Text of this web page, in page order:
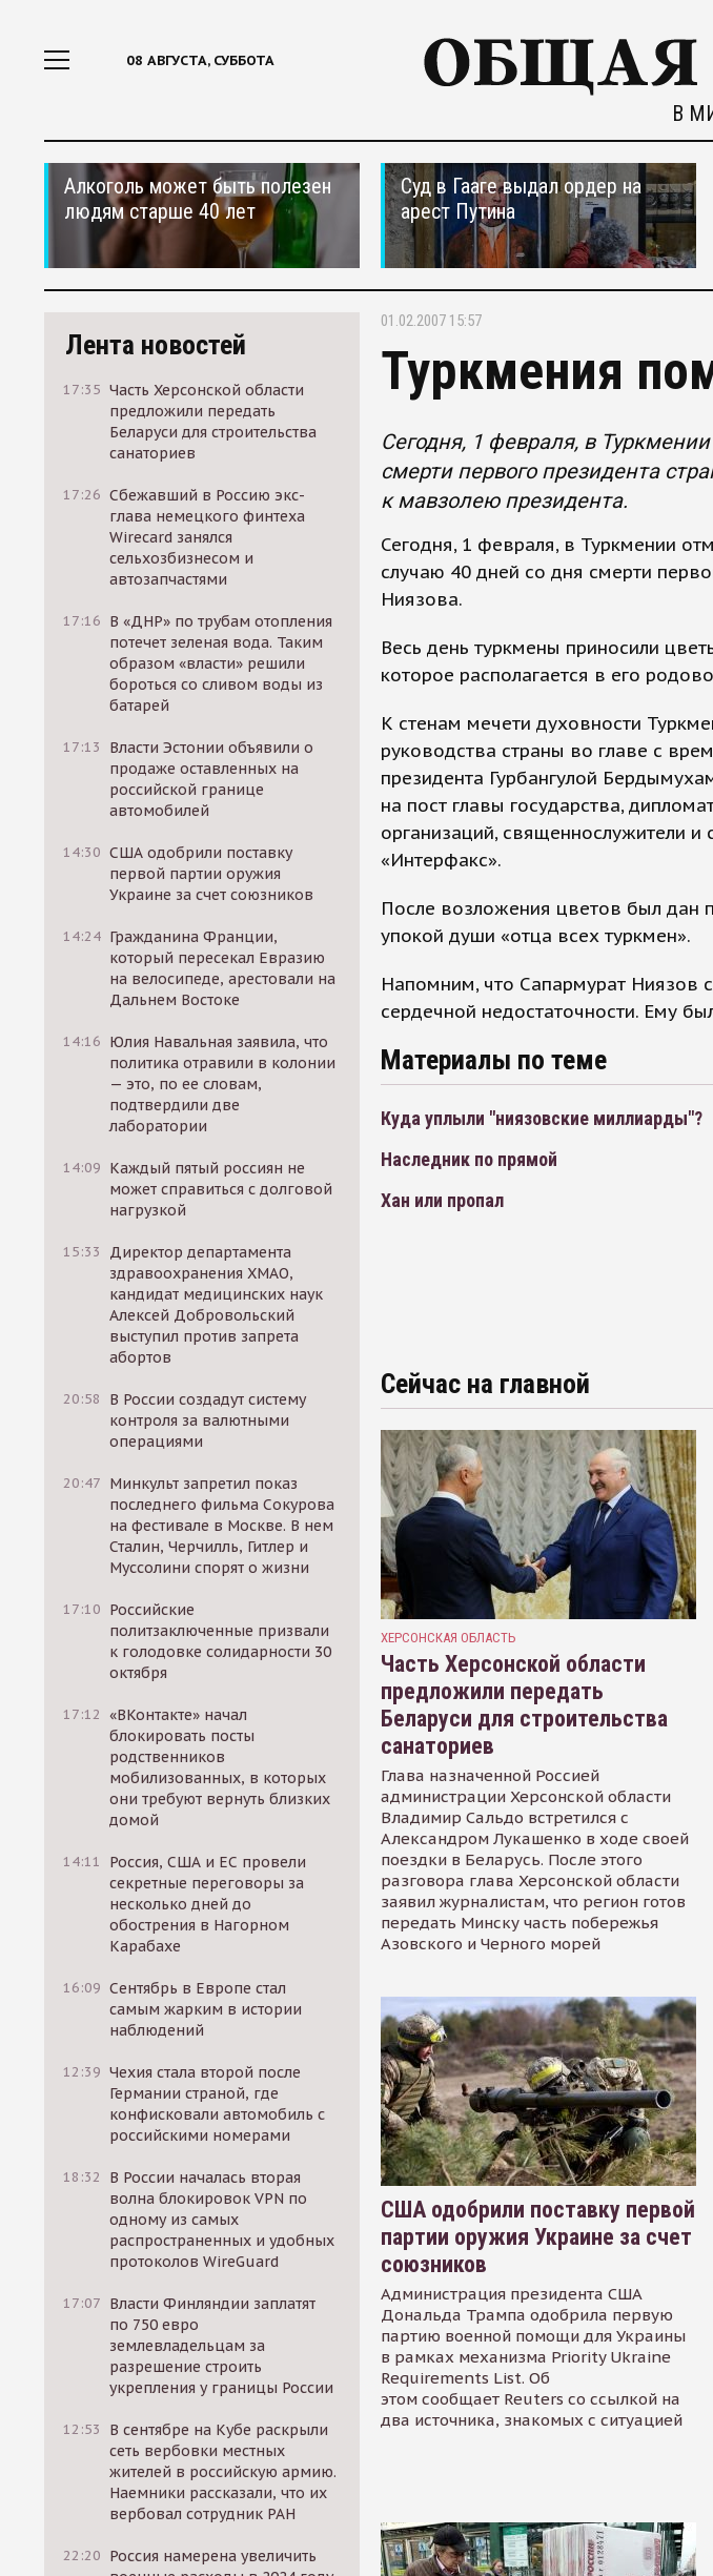
08 АВГУСТА, СУББОТА
В
Алкоголь может быть полезен
людям старше 40 лет
Суд в Гааге выдал ордер на
арест Путина
Лента новостей
17:35 Часть Херсонской области
предложили передать
Беларуси для строительства
санаториев
17:26 Сбежавший в Россию экс-
глава немецкого финтеха
Wirecard занялся
сельхозбизнесом и
автозапчастями
17:16 В «ДНР» по трубам отопления
потечет зеленая вода. Таким
образом «власти» решили
бороться со сливом воды из
батарей
17:13
Власти Эстонии объявили о
продаже оставленных на
российской границе
автомобилей
14:30 США одобрили поставку
первой партии оружия
Украине за счет союзников
14:24 Гражданина Франции,
который пересекал Евразию
на велосипеде, арестовали на
Дальнем Востоке
14:16 Юлия Навальная заявила, что
политика отравили в колонии
— это, по ее словам,
подтвердили две
лаборатории
14:09 Каждый пятый россиян не
может справиться с долговой
нагрузкой
15:33
Директор департамента
здравоохранения ХМАО,
кандидат медицинских наук
Алексей Добровольский
выступил против запрета
абортов
20:58
В России создадут систему
контроля за валютными
операциями
20:47 Минкульт запретил показ
последнего фильма Сокурова
на фестивале в Москве. В нем
Сталин, Черчилль, Гитлер и
Муссолини спорят о жизни
17:10 Российские
политзаключенные призвали
к голодовке солидарности 30
октября
17:12 «ВКонтакте» начал
блокировать посты
родственников
мобилизованных, в которых
они требуют вернуть близких
домой
14:11
Россия, США и ЕС провели
секретные переговоры за
несколько дней до
обострения в Нагорном
Карабахе
16:09 Сентябрь в Европе стал
самым жарким в истории
наблюдений
12:39 Чехия стала второй после
Германии страной, где
конфисковали автомобиль с
российскими номерами
18:32
В России началась вторая
волна блокировок VPN по
одному из самых
распространенных и удобных
протоколов WireGuard
17:07 Власти Финляндии заплатят
по 750 евро
землевладельцам за
разрешение строить
укрепления у границы России
12:53
В сентябре на Кубе раскрыли
сеть вербовки местных
жителей в российскую армию.
Наемники рассказали, что их
вербовал сотрудник РАН
22:20 Россия намерена увеличить
01.02.2007 15:57
Туркмения
Сегодня, 1 февраля, в
смерти первого президента
к мавзолею президента.
Сегодня, 1 февраля, в Туркмении
случаю 40 дней со дня смерти
Ниязова.
Весь день туркмены приносили
которое располагается в его
К стенам мечети духовности
руководства страны во главе с
президента Гурбангулой
на пост главы государства,
организаций, священнослужители и
«Интерфакс».
После возложения цветов был дан
упокой души «отца всех туркмен».
Напомним, что Сапармурат Ниязов
сердечной недостаточности. Ему
Материалы по теме
Куда уплыли "ниязовские миллиарды"?
Наследник по прямой
Хан или пропал
Сейчас на главной
ХЕРСОНСКАЯ ОБЛАСТЬ
Часть Херсонской области
предложили передать
Беларуси для строительства
санаториев
Глава назначенной Россией
администрации Херсонской области
Владимир Сальдо встретился с
Александром Лукашенко в ходе своей
поездки в Беларусь. После этого
разговора глава Херсонской области
заявил журналистам, что регион готов
передать Минску часть побережья
Азовского и Черного морей
США одобрили поставку первой
партии оружия Украине за счет
союзников
Администрация президента США
Дональда Трампа одобрила первую
партию военной помощи для Украины
в рамках механизма Priority Ukraine
Requirements List. Об
этом сообщает Reuters со ссылкой на
два источника, знакомых с ситуацией